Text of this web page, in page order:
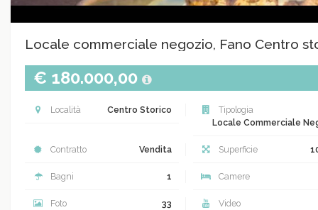
Locale commerciale negozio, Fano Centro
€ 180.000,00
Località Centro Storico
Tipologia
Locale Commerciale
Contratto Vendita Superficie
Bagni 1 Camere
Foto 33 Video